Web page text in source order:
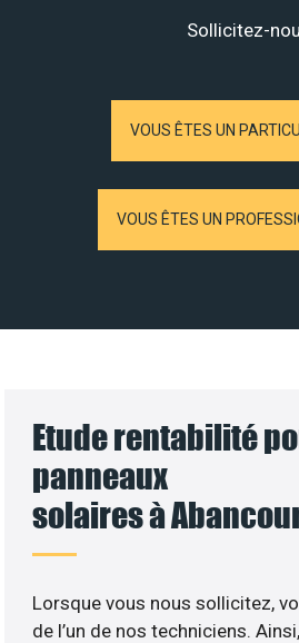
Sollicitez-
VOUS ÊTES UN
VOUS ÊTES UN
Etude rentabilité
panneaux
solaires à
Lorsque vous nous sollicitez,
de l’un de nos techniciens.